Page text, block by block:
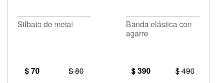
Silbato de metal
$ 70 $ 80
Banda elástica con
agarre
$ 390 $ 490